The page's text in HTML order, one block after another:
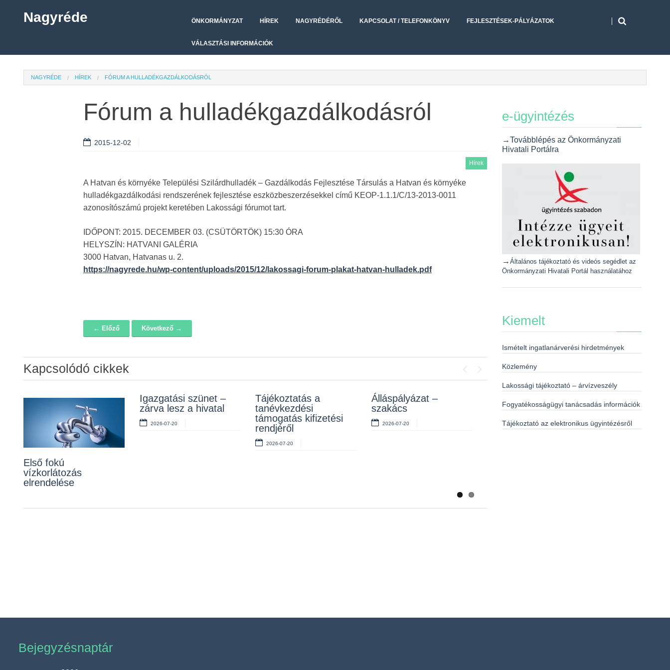
Nagyréde ÖNKORMÁNYZAT HÍREK NAGYRÉDÉRŐL KAPCSOLAT / TELEFONKÖNYV FEJLESZTÉSEK-PÁLYÁZATOK
VÁLASZTÁSI INFORMÁCIÓK
NAGYRÉDE HÍREK FÓRUM A HULLADÉKGAZDÁLKODÁSRÓL
Fórum a hulladékgazdálkodásról
2015-12-02
Hírek
A Hatvan és környéke Települési Szilárdhulladék – Gazdálkodás Fejlesztése Társulás a Hatvan és környéke
hulladékgazdálkodási rendszerének fejlesztése eszközbeszerzésekkel című KEOP-1.1.1/C/13-2013-0011
azonosítószámú projekt keretében Lakossági fórumot tart.
IDŐPONT: 2015. DECEMBER 03. (CSÜTÖRTÖK) 15:30 ÓRA
HELYSZÍN: HATVANI GALÉRIA
3000 Hatvan, Hatvanas u. 2.
https://nagyrede.hu/wp-content/uploads/2015/12/lakossagi-forum-plakat-hatvan-hulladek.pdf
← Előző Következő →
Kapcsolódó cikkek
Első fokú
vízkorlátozás
elrendelése
Igazgatási szünet –
zárva lesz a hivatal
2026-07-20
Tájékoztatás a
tanévkezdési
támogatás kifizetési
rendjéről
2026-07-20
Álláspályázat –
szakács
2026-07-20
Álláspályázat –
konyhai kisegítő
2026-07-20
Lakossági fórum az
Erzsébet téri fákról
2026-07-10
Rendelet kihirdetése
2026-07-10
Álláspályázat –
takarító
2026-07-06
e-ügyintézés
→Továbblépés az Önkormányzati
Hivatali Portálra
→ Általános tájékoztató és videós segédlet az
Önkormányzati Hivatali Portál használatához
Kiemelt
Ismételt ingatlanárverési hirdetmények
Közlemény
Lakossági tájékoztató – árvízveszély
Fogyatékosságügyi tanácsadás információk
Tájékoztató az elektronikus ügyintézésről
Bejegyzésnaptár